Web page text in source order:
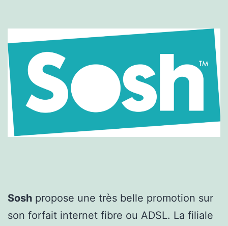
Sosh propose une très belle promotion sur
son forfait internet fibre ou ADSL. La filiale